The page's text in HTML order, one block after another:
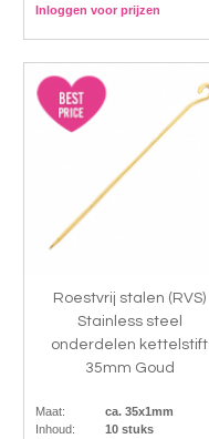
Inloggen voor prijzen
Roestvrij stalen (RVS)
Stainless steel
onderdelen kettelstift
35mm Goud
Maat:
ca. 35x1mm
Inhoud:
10 stuks